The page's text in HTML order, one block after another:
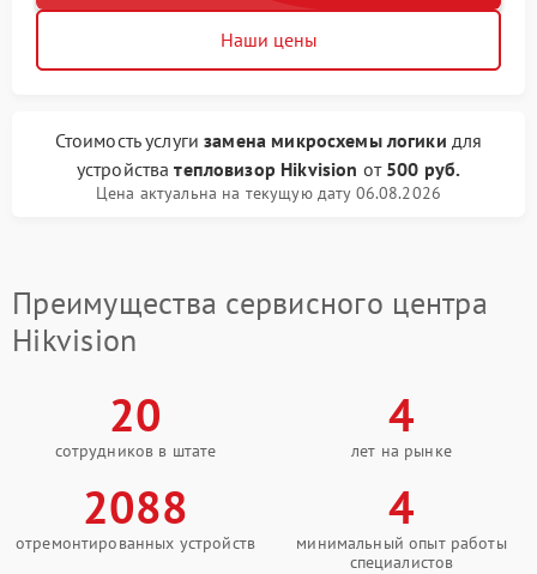
Наши цены
Стоимость услугизамена микросхемы логики для
устройстватепловизор Hikvision от 500 руб.
Цена актуальна на текущую дату 06.08.2026
Преимущества сервисного центра
Hikvision
20
сотрудников в штате
4
лет на рынке
2088
отремонтированных устройств
4
минимальный опыт работы
специалистов